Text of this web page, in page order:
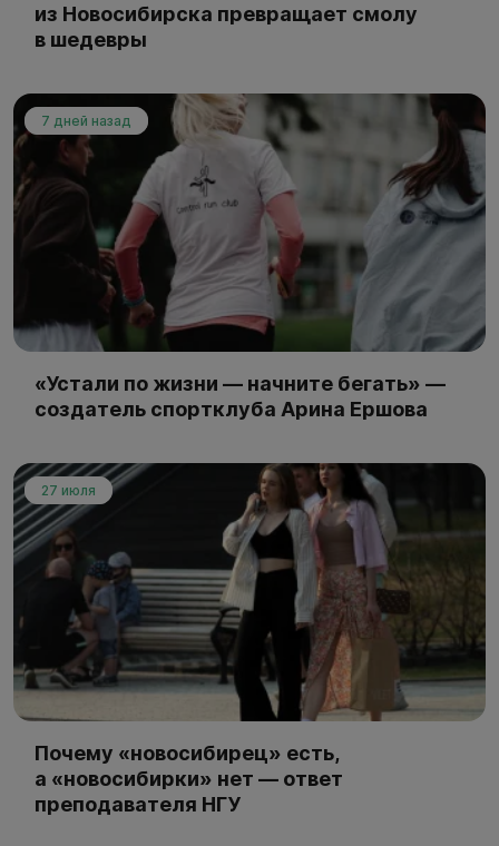
из Новосибирска превращает смолу
в шедевры
7 дней назад
«Устали по жизни — начните бегать» —
создатель спортклуба Арина Ершова
27 июля
Почему «новосибирец» есть,
а «новосибирки» нет — ответ
преподавателя НГУ